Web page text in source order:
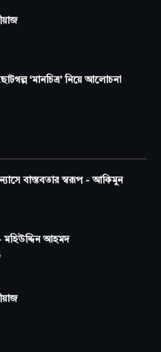
‘মানচিত্র’ নিয়ে আলোচনা
বাস্তবতার স্বরূপ - আকিমুন
মহিউদ্দিন আহমদ